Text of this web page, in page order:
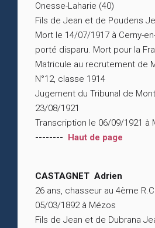
Onesse-Laharie (40)
Fils de Jean et de Poudens
Mort le 14/07/1917 à Cerny-
porté disparu. Mort pour la
Matricule au recrutement de
N°12, classe 1914
Jugement du Tribunal de
23/08/1921
Transcription le 06/09/1921 à
-------- Haut de page
CASTAGNET Adrien
26 ans, chasseur au 4ème
05/03/1892 à Mézos
Fils de Jean et de Dubrana